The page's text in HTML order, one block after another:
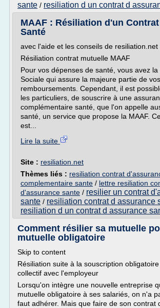
sante / resiliation d un contrat d
MAAF : Résiliation d'un
Santé
avec l'aide et les conseils de resiliation.net
Résiliation contrat mutuelle MAAF
Pour vos dépenses de santé, vous avez la
Sociale qui assure la majeure partie de vos
remboursements. Cependant, il est
les particuliers, de souscrire à une
complémentaire santé, que l'on appelle
santé, un service que propose la MAAF.
est...
Lire la suite
Site : resiliation.net
Thèmes liés : resiliation contrat
complementaire sante / lettre resiliation
d'assurance sante / resilier un contrat
sante / resiliation contrat d assurance
resiliation d un contrat d assurance
Comment résilier sa mutuelle
mutuelle obligatoire
Skip to content
Résiliation suite à la souscription
collectif avec l'employeur
Lorsqu'on intègre une nouvelle entreprise
mutuelle obligatoire à ses salariés, on n'a
faut adhérer. Mais que faire de son contrat